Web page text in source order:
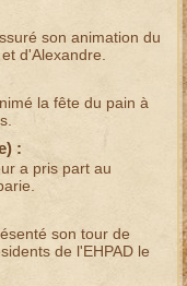
son animation du
d'Alexandre.
la fête du pain à
.
) :
a pris part au
.
son tour de
de l'EHPADle